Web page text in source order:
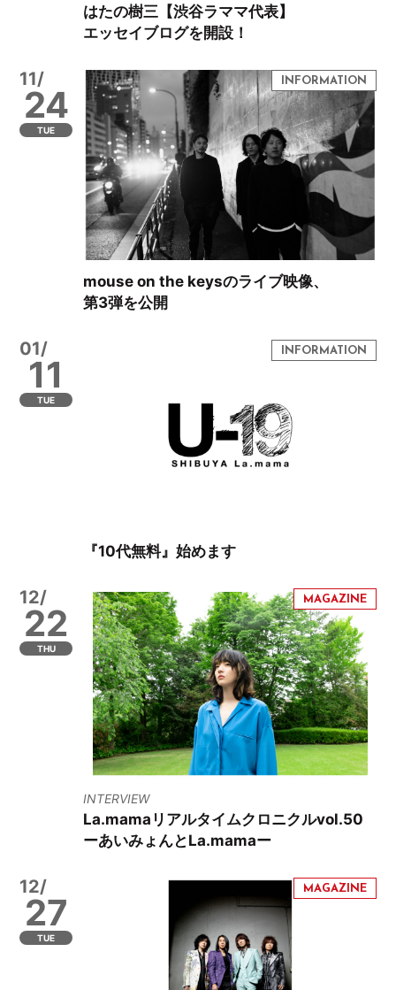
はたの樹三【渋谷ラママ代表】
エッセイブログを開設！
11/
24
TUE
mouse on the keysのライブ映像、
第3弾を公開
01/
11
TUE
『10代無料』始めます
12/
22
THU
INTERVIEW
La.mamaリアルタイムクロニクルvol.50
ーあいみょんとLa.mamaー
12/
27
TUE